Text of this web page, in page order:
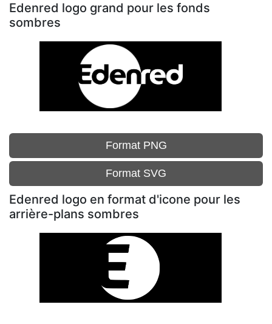
Edenred logo grand pour les fonds
sombres
Format PNG
Format SVG
Edenred logo en format d'icone pour les
arrière-plans sombres